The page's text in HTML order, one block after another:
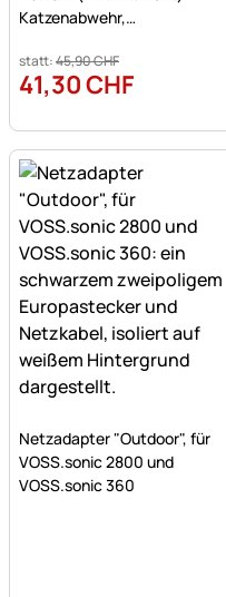
Katzenabwehr,
statt:45,90CHF
41,30CHF
Noch keine
Netzadapter "Outdoor", für
VOSS.sonic 2800 und
VOSS.sonic 360